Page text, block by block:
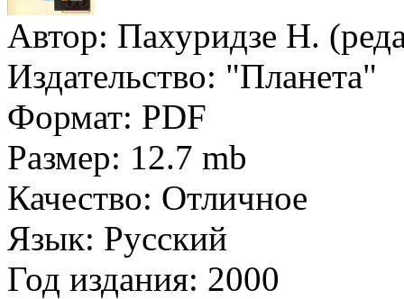
Автор: Пахуридзе Н.
Издательство: "Планета"
Формат: PDF
Размер: 12.7 mb
Качество: Отличное
Язык: Русский
Год издания: 2000